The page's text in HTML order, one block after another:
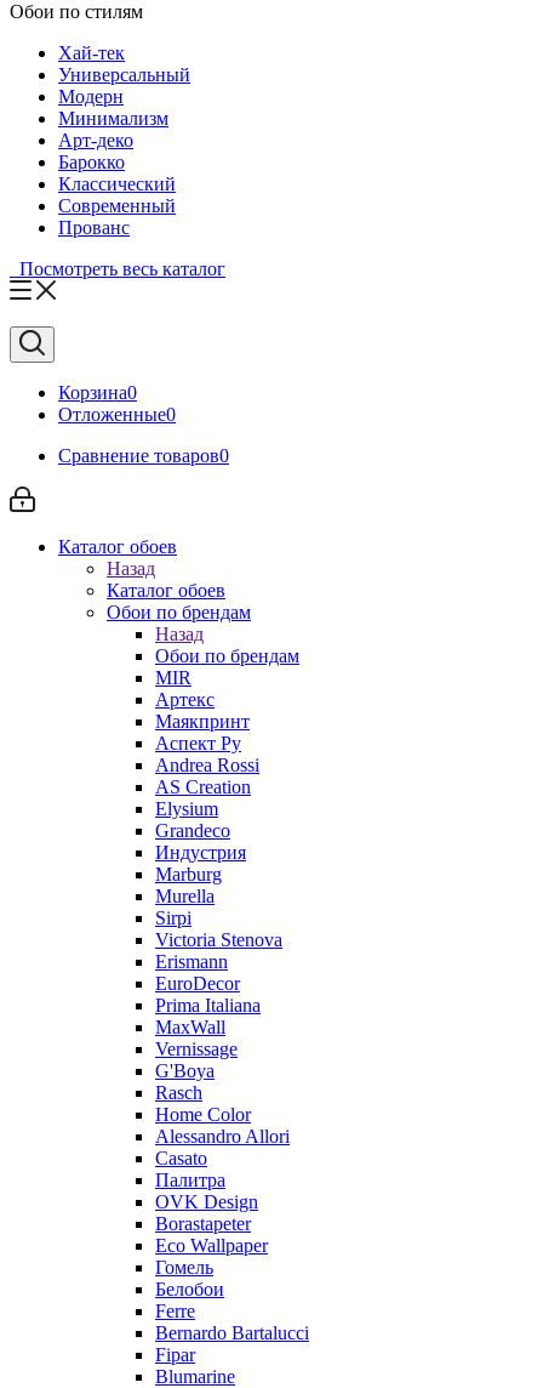
Обои по стилям
Хай-тек
Универсальный
Модерн
Минимализм
Арт-деко
Барокко
Классический
Современный
Прованс
Посмотреть весь каталог
Корзина0
Отложенные0
Сравнение товаров0
Каталог обоев
Назад
Каталог обоев
Обои по брендам
Назад
Обои по брендам
MIR
Артекс
Маякпринт
Аспект Ру
Andrea Rossi
AS Creation
Elysium
Grandeco
Индустрия
Marburg
Murella
Sirpi
Victoria Stenova
Erismann
EuroDecor
Prima Italiana
MaxWall
Vernissage
G'Boya
Rasch
Home Color
Alessandro Allori
Casato
Палитра
OVK Design
Borastapeter
Eco Wallpaper
Гомель
Белобои
Ferre
Bernardo Bartalucci
Fipar
Blumarine